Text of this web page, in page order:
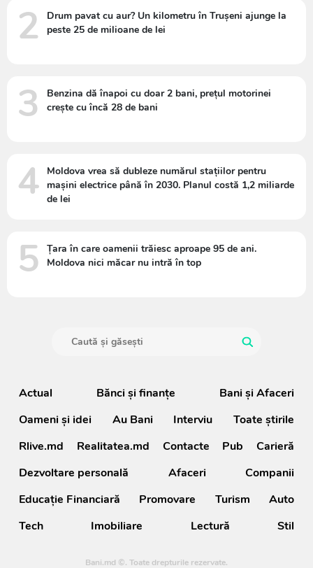
2
Drum pavat cu aur? Un kilometru în Trușeni ajunge la
peste 25 de milioane de lei
3
Benzina dă înapoi cu doar 2 bani, prețul motorinei
crește cu încă 28 de bani
4
Moldova vrea să dubleze numărul stațiilor pentru
mașini electrice până în 2030. Planul costă 1,2 miliarde
de lei
5
Țara în care oamenii trăiesc aproape 95 de ani.
Moldova nici măcar nu intră în top
Actual Bănci şi finanţe
Bani și Afaceri
Oameni şi idei
Au Bani Interviu
Toate știrile
Rlive.md
Realitatea.md Contacte Pub
Carieră
Dezvoltare personală
Afaceri
Companii
Educație Financiară
Promovare Turism
Auto
Tech
Imobiliare Lectură Stil
Bani.md ©. Toate drepturile rezervate.